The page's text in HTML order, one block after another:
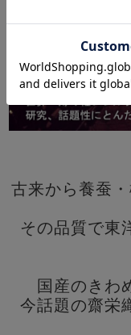
古来から養蚕
その品質で東
国産のきわ
今話題の齋栄